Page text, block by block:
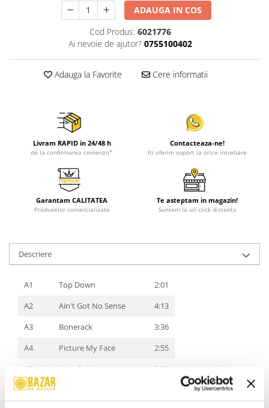
ADAUGA IN COS
Cod Produs: 6021776
Ai nevoie de ajutor? 0755100402
Adauga la Favorite Cere informatii
Livram RAPID in 24/48 h
de la confirmarea comenzii*
Contacteaza-ne!
Iti oferim suport la orice intrebare
Garantam CALITATEA
Produselor comercializate
Te asteptam in magazin!
Suntem la un click distanta
Descriere
A1 Top Down
2:01
A2
Ain't Got No Sense
4:13
A3
Bonerack
3:36
A4
Picture My Face
2:55
A5
Lucy Potato
3:33
B1